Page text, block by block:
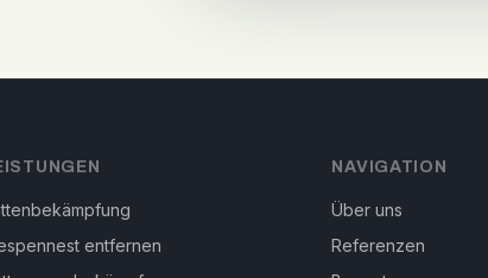
entfernen
NAVIGATION
Über uns
Referenzen